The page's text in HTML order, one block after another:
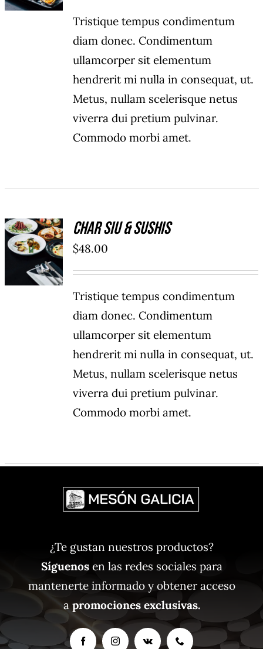
DETAILS
Tristique tempus condimentum
diam donec. Condimentum
ullamcorper sit elementum
hendrerit mi nulla in consequat, ut.
Metus, nullam scelerisque netus
viverra dui pretium pulvinar.
Commodo morbi amet.
AÑADIR
AL
CARRITO
/
DETAILS
Char Siu & Sushis
$48.00
Tristique tempus condimentum
diam donec. Condimentum
ullamcorper sit elementum
hendrerit mi nulla in consequat, ut.
Metus, nullam scelerisque netus
viverra dui pretium pulvinar.
Commodo morbi amet.
¿Te gustan nuestros productos?
Síguenosen las redes sociales para
mantenerte informado y obtener acceso
a promociones exclusivas.